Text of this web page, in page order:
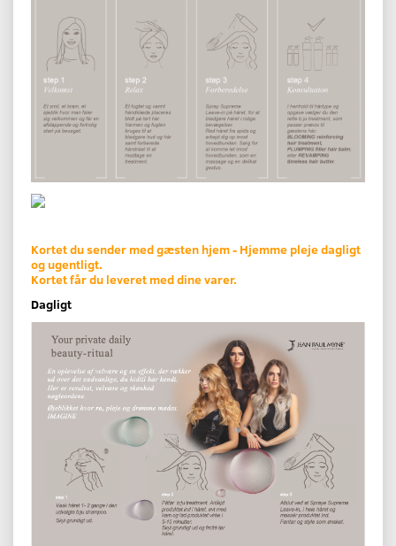
Kortet du sender med gæsten hjem - Hjemme pleje dagligt
og ugentligt.
Kortet får du leveret med dine varer.
Dagligt